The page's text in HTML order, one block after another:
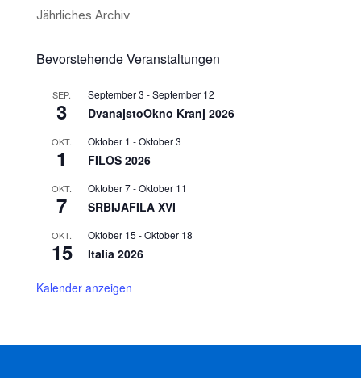
Jährliches Archiv
Bevorstehende Veranstaltungen
SEP.
3
September 3 -September 12
DvanajstoOkno Kranj 2026
OKT.
1
Oktober 1 -Oktober 3
FILOS 2026
OKT.
7
Oktober 7-Oktober 11
SRBIJAFILA XVI
OKT.
15
Oktober 15 -Oktober 18
Italia 2026
Kalender anzeigen